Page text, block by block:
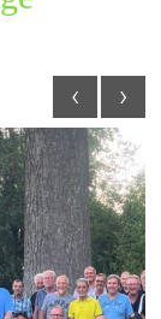
‹ ›